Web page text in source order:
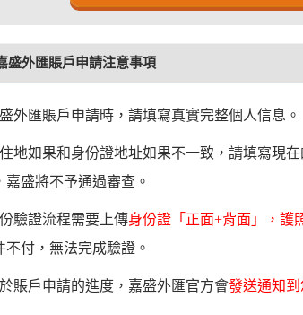
盛外匯賬戶申請注意事項
外匯賬戶申請時，請填寫真實完整個人信息。
地如果和身份證地址如果不一致，請填寫現
嘉盛將不予通過審查。
驗證流程需要上傳身份證「正面+背面」，護
不付，無法完成驗證。
賬戶申請的進度，嘉盛外匯官方會發送通知